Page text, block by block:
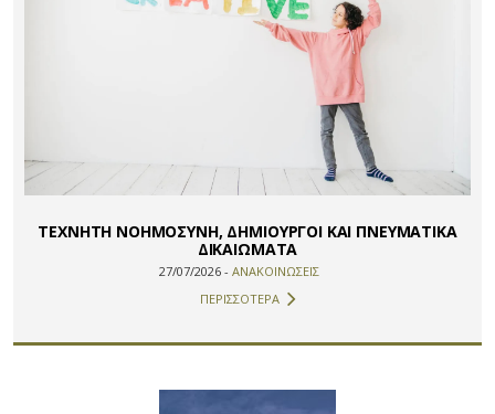
ΤΕΧΝΗΤΗ ΝΟΗΜΟΣΥΝΗ, ΔΗΜΙΟΥΡΓΟΙ ΚΑΙ ΠΝΕΥΜΑΤΙΚΑ
ΔΙΚΑΙΩΜΑΤΑ
27/07/2026 - ΑΝΑΚΟΙΝΩΣΕΙΣ
ΠΕΡΙΣΣΟΤΕΡΑ